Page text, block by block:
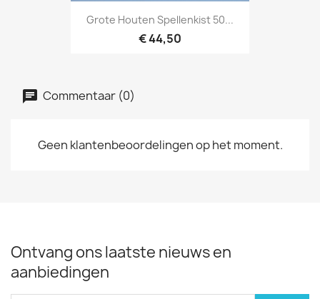
Grote Houten Spellenkist 50...
€ 44,50
Commentaar (0)
Geen klantenbeoordelingen op het moment.
Ontvang ons laatste nieuws en
aanbiedingen